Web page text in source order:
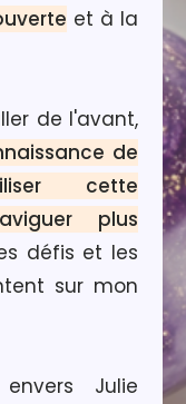
et à la
de l'avant,
de
cette
plus
défis et les
sur mon
Julie